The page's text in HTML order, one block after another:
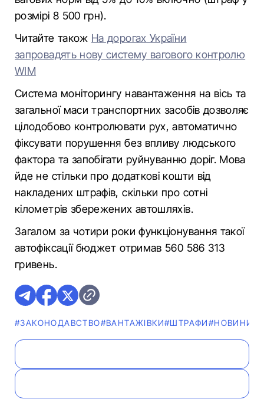
розмірі 8 500 грн).
Читайте також На дорогах України
запровадять нову систему вагового контролю
WIM
Система моніторингу навантаження на вісь та
загальної маси транспортних засобів дозволяє
цілодобово контролювати рух, автоматично
фіксувати порушення без впливу людського
фактора та запобігати руйнуванню доріг. Мова
йде не стільки про додаткові кошти від
накладених штрафів, скільки про сотні
кілометрів збережених автошляхів.
Загалом за чотири роки функціонування такої
автофіксації бюджет отримав 560 586 313
гривень.
#ЗАКОНОДАВСТВО#ВАНТАЖІВКИ#ШТРАФИ#НОВИНИ